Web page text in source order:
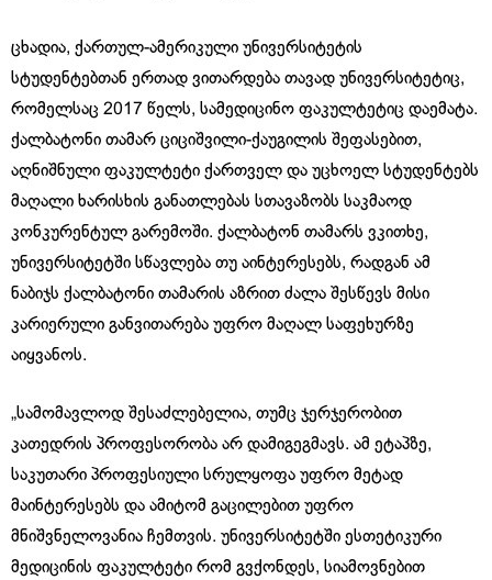
ცხადია, ქართულ-ამერიკული უნივერსიტეტის
სტუდენტებთან ერთად ვითარდება თავად უნივერსიტეტიც,
რომელსაც 2017 წელს, სამედიცინო ფაკულტეტიც დაემატა.
ქალბატონი თამარ ციციშვილი-ქაუგილის შეფასებით,
აღნიშნული ფაკულტეტი ქართველ და უცხოელ სტუდენტებს
მაღალი ხარისხის განათლებას სთავაზობს საკმაოდ
კონკურენტულ გარემოში. ქალბატონ თამარს ვკითხე,
უნივერსიტეტში სწავლება თუ აინტერესებს, რადგან ამ
ნაბიჯს ქალბატონი თამარის აზრით ძალა შესწევს მისი
კარიერული განვითარება უფრო მაღალ საფეხურზე
აიყვანოს.
„სამომავლოდ შესაძლებელია, თუმც ჯერჯერობით
კათედრის პროფესორობა არ დამიგეგმავს. ამ ეტაპზე,
საკუთარი პროფესიული სრულყოფა უფრო მეტად
მაინტერესებს და ამიტომ გაცილებით უფრო
მნიშვნელოვანია ჩემთვის. უნივერსიტეტში ესთეტიკური
მედიცინის ფაკულტეტი რომ გვქონდეს, სიამოვნებით